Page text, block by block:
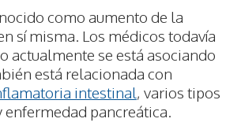
como aumento de la
sí misma. Los médicos todavía
actualmente se está asociando
está relacionada con
intestinal, varios tipos
enfermedad pancreática.